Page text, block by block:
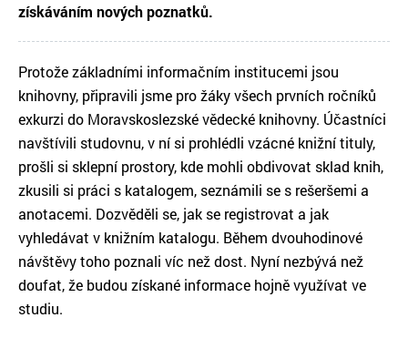
získáváním nových poznatků.
Protože základními informačním institucemi jsou
knihovny, připravili jsme pro žáky všech prvních ročníků
exkurzi do Moravskoslezské vědecké knihovny. Účastníci
navštívili studovnu, v ní si prohlédli vzácné knižní tituly,
prošli si sklepní prostory, kde mohli obdivovat sklad knih,
zkusili si práci s katalogem, seznámili se s rešeršemi a
anotacemi. Dozvěděli se, jak se registrovat a jak
vyhledávat v knižním katalogu. Během dvouhodinové
návštěvy toho poznali víc než dost. Nyní nezbývá než
doufat, že budou získané informace hojně využívat ve
studiu.